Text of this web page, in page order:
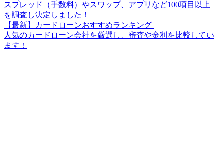
スプレッド（手数料）やスワップ、アプリなど100項目以上
を調査し決定しました！
【最新】カードローンおすすめランキング
人気のカードローン会社を厳選し、審査や金利を比較してい
ます！